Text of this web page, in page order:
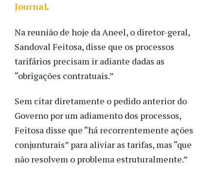
Journal.
Na reunião de hoje da Aneel, o diretor-geral,
Sandoval Feitosa, disse que os processos
tarifários precisam ir adiante dadas as
“obrigações contratuais.”
Sem citar diretamente o pedido anterior do
Governo por um adiamento dos processos,
Feitosa disse que “há recorrentemente ações
conjunturais” para aliviar as tarifas, mas “que
não resolvem o problema estruturalmente.”